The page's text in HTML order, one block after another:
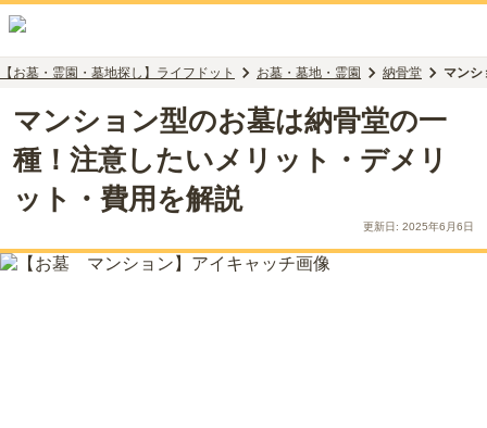
【お墓・霊園・墓地探し】ライフドット お墓・墓地・霊園 納骨堂 マンシ
マンション型のお墓は納骨堂の一
種！注意したいメリット・デメリ
ット・費用を解説
更新日: 2025年6月6日